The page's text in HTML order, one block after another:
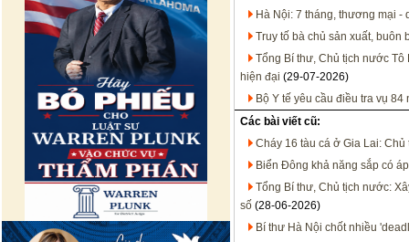
Hà Nội: 7 tháng, thương mại -
Truy tố bà chủ sản xuất, buôn
Tổng Bí thư, Chủ tịch nước
hiện đại (29-07-2026)
Bộ Y tế yêu cầu điều tra vụ
Các bài viết cũ:
Cháy 16 tàu cá ở Gia Lai:
Biển Đông khả năng sắp có
Tổng Bí thư, Chủ tịch nước:
số (28-06-2026)
Bí thư Hà Nội chốt nhiều